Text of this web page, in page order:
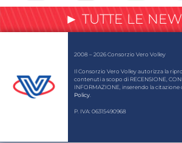
► TUTTE LE
2008 – 2026 Consorzio Vero Volley
Il Consorzio Vero Volley autorizza la
contenuti a scopo di RECENSIONE,
INFORMAZIONE, inserendo la
Policy
P. IVA: 06315490968